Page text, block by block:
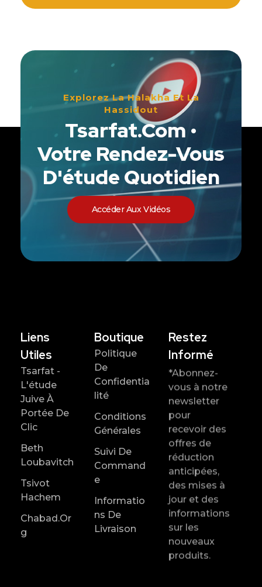
Explorez La Halakha Et La
Hassidout
Tsarfat.com •
Votre Rendez-Vous
D'étude Quotidien
Accéder Aux Vidéos
Liens
Utiles
Tsarfat -
L'étude
Juive À
Portée De
Clic
Beth
Loubavitch
Tsivot
Hachem
Chabad.or
G
Boutique
Politique
De
Confidentia
Lité
Conditions
Générales
Suivi De
Command
E
Informatio
Ns De
Livraison
Restez
Informé
*Abonnez-
vous à notre
newsletter
pour
recevoir des
offres de
réduction
anticipées,
des mises à
jour et des
informations
sur les
nouveaux
produits.